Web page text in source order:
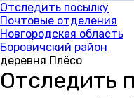
Отследить посылку
Почтовые отделения
Новгородская область
Боровичский район
деревня Плёсо
Отследить